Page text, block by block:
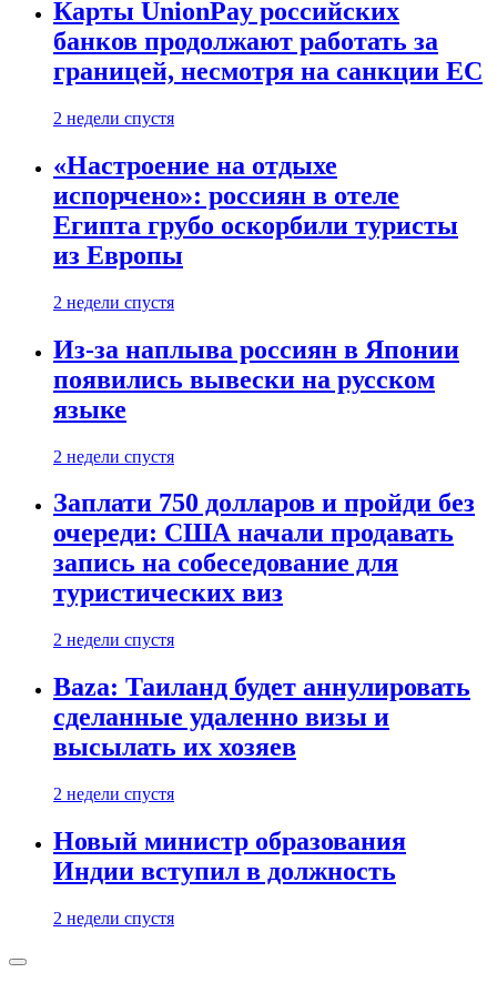
Карты UnionPay российских
банков продолжают работать за
границей, несмотря на санкции ЕС
2 недели спустя
«Настроение на отдыхе
испорчено»: россиян в отеле
Египта грубо оскорбили туристы
из Европы
2 недели спустя
Из-за наплыва россиян в Японии
появились вывески на русском
языке
2 недели спустя
Заплати 750 долларов и пройди без
очереди: США начали продавать
запись на собеседование для
туристических виз
2 недели спустя
Baza: Таиланд будет аннулировать
сделанные удаленно визы и
высылать их хозяев
2 недели спустя
Новый министр образования
Индии вступил в должность
2 недели спустя